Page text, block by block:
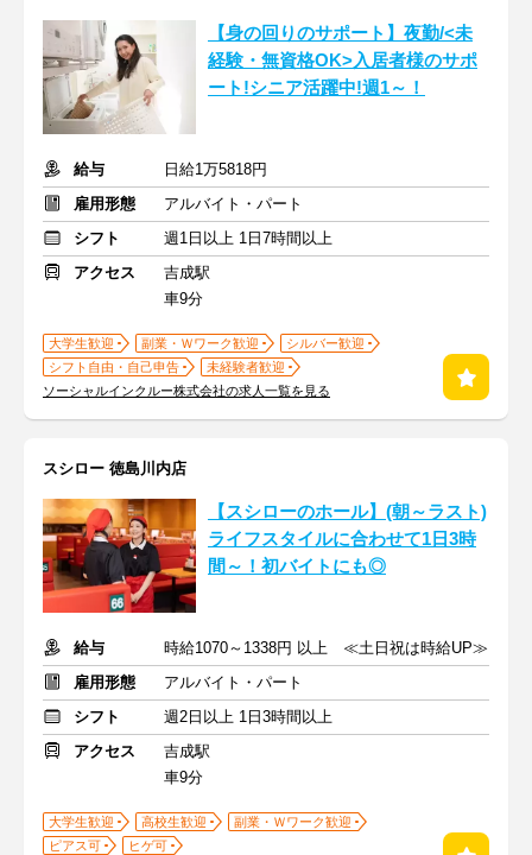
【身の回りのサポート】夜勤/<未
経験・無資格OK>入居者様のサポ
ート!シニア活躍中!週1～！
給与
日給1万5818円
雇用形態
アルバイト・パート
シフト
週1日以上 1日7時間以上
アクセス
吉成駅
車9分
大学生歓迎 副業・Ｗワーク歓迎
シルバー歓迎
シフト自由・自己申告
未経験者歓迎
ソーシャルインクルー株式会社の求人一覧を見る
スシロー 徳島川内店
【スシローのホール】(朝～ラスト)
ライフスタイルに合わせて1日3時
間～！初バイトにも◎
給与
時給1070～1338円 以上 ≪土日祝は時給UP≫
雇用形態
アルバイト・パート
シフト
週2日以上 1日3時間以上
アクセス
吉成駅
車9分
大学生歓迎 高校生歓迎
副業・Ｗワーク歓迎
ピアス可
ヒゲ可